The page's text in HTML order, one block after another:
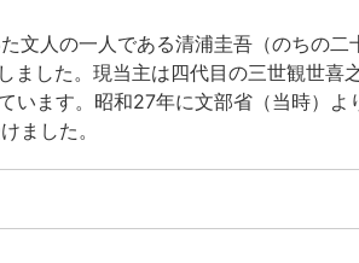
文人の一人である清浦圭吾（のちの二
ました。現当主は四代目の三世観世喜
います。昭和27年に文部省（当時）よ
ました。